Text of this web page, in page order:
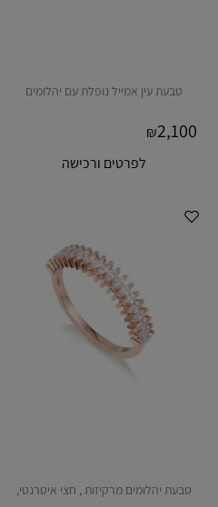
טבעת עין אמייל נופלת עם יהלומים
₪2,100
לפרטים ורכישה
טבעת יהלומים מרקיזות , חצי איטרנטי,